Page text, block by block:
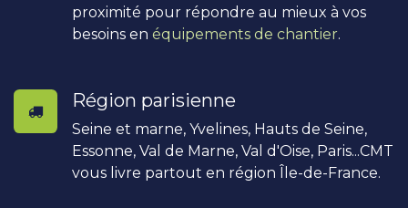
proximité pour répondre au mieux à vos
besoins en équipements de chantier.
Région parisienne
Seine et marne, Yvelines, Hauts de Seine,
Essonne, Val de Marne, Val d'Oise, Paris...CMT
vous livre partout en région Île-de-France.